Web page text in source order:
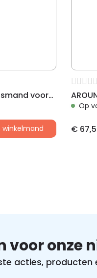
AROUND dierenfietsmand voorop LUNA VR incl. koepel en houder
winkelmand
Op
€
voor onze
acties, producten